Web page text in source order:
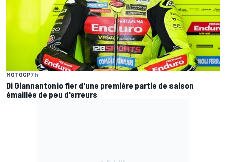
MOTOGP7 h
Di Giannantonio fier d'une première partie de saison
émaillée de peu d'erreurs